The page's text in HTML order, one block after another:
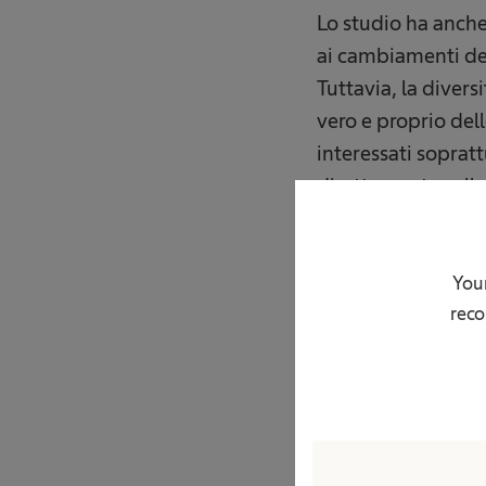
Lo studio ha
ai cambiamenti
Tuttavia, la
vero e proprio
interessati
direttamente
ed è proprio
produce una
“Come